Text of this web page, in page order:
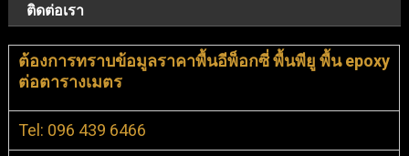
ติดต่อเรา
ต้องการทราบข้อมูลราคาพื้นอีพ็อกซี่ พื้นพียู พื้น epoxy
ต่อตารางเมตร
Tel: 096 439 6466